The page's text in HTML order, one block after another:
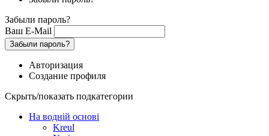
Забыли пароль?
Ваш E-Mail
Забыли пароль?
Авторизация
Создание профиля
Скрыть/показать подкатегории
На водній основі
Kreul